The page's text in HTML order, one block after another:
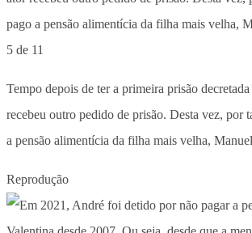
5 de 11
Tempo depois de ter a primeira prisão
recebeu outro pedido de prisão. Desta vez, por
a pensão alimentícia da filha mais velha,
Reprodução